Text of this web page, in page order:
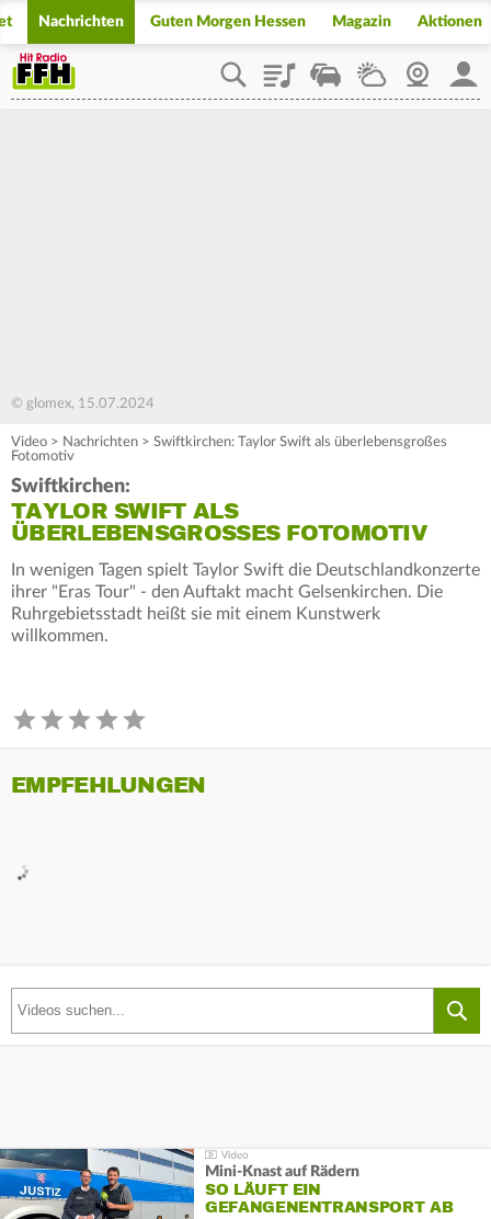
Nachrichten Guten Morgen Hessen Magazin Aktionen
PlaylistStaupilotWetterWebcam
© glomex, 15.07.2024
Video > Nachrichten > Swiftkirchen: Taylor Swift als überlebensgroßes
Fotomotiv
Swiftkirchen:
TAYLOR SWIFT ALS
ÜBERLEBENSGROSSES FOTOMOTIV
In wenigen Tagen spielt Taylor Swift die Deutschlandkonzerte
ihrer "Eras Tour" - den Auftakt macht Gelsenkirchen. Die
Ruhrgebietsstadt heißt sie mit einem Kunstwerk
willkommen.
EMPFEHLUNGEN
Mini-Knast auf Rädern
SO LÄUFT EIN
GEFANGENENTRANSPORT AB